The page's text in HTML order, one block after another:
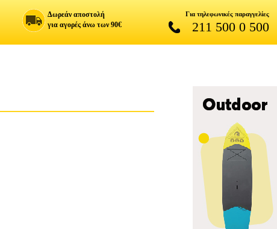
Δωρεάν αποστολή
για αγορές άνω των 90€
Για τηλεφωνικές παραγγελίες
211 500 0 500